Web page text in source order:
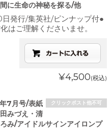
に生命の神秘を探る/他
発行/集英社/ピンナップ付●
はご理解くださいませ。
¥4,500(税込)
クリックポスト他不可
7月号/表紙
みづえ・清
み/アイドルサインアイロンプ